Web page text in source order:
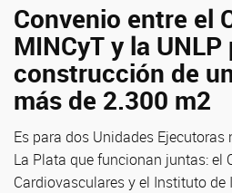
Convenio entre el
MINCyT y la UNLP
construcción de
más de 2.300 m2
Es para dos Unidades Ejecutoras
La Plata que funcionan juntas: el
Cardiovasculares y el Instituto de